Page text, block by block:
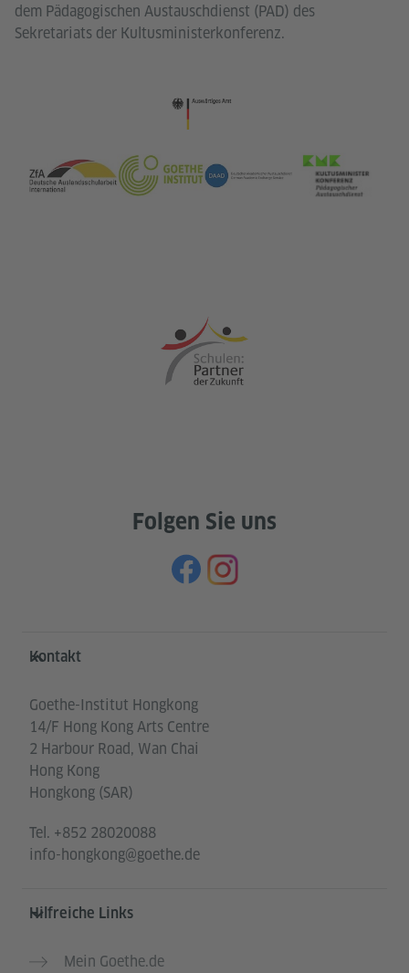
dem Pädagogischen Austauschdienst (PAD) des
Sekretariats der Kultusministerkonferenz.
Folgen Sie uns
Service- und Informationsbereich
Kontakt
Goethe-Institut Hongkong
14/F Hong Kong Arts Centre
2 Harbour Road, Wan Chai
Hong Kong
Hongkong (SAR)
Tel. +852 28020088
info-hongkong@goethe.de
Hilfreiche Links
Mein Goethe.de